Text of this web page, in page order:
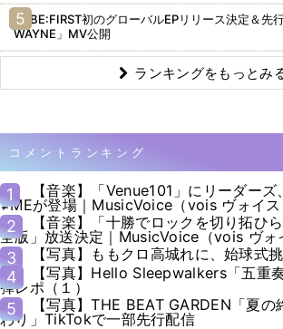
BE:FIRST初のグローバルEPリリース決定＆先
WAYNE」MV公開
ランキングをもっとみ
コメントランキング
1
【音楽】「Venue101」にリーダー
≠MEが登場｜MusicVoice（vois ヴォイス
2
【音楽】「十勝でロックを切り拓ひ
全版」放送決定｜MusicVoice（vois ヴォ
3
【写真】ももクロ高城れに、始球式
4
【写真】Hello Sleepwalkers「五重
弾レポ（１）
5
【写真】THE BEAT GARDEN「夏
わり」TikTokで一部先行配信